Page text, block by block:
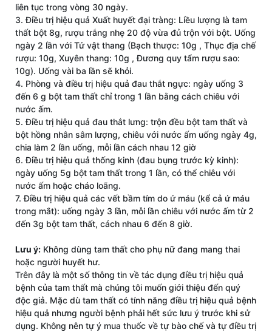
liên tục trong vòng 30 ngày.
3. Điều trị hiệu quả Xuất huyết đại tràng: Liều lượng là tam
thất bột 8g, rượu trắng nhẹ 20 độ vừa đủ trộn với bột. Uống
ngày 2 lần với Tứ vật thang (Bạch thược: 10g , Thục địa chế
rượu: 10g, Xuyên thang: 10g , Đương quy tẩm rượu sao:
10g). Uống vài ba lần sẽ khỏi.
4. Phòng và điều trị hiệu quả đau thắt ngực: ngày uống 3
đến 6 g bột tam thất chỉ trong 1 lần bằng cách chiêu với
nước ấm.
5. Điều trị hiệu quả đau thắt lưng: trộn đều bột tam thất và
bột hồng nhân sâm lượng, chiêu với nước ấm uống ngày 4g,
chia làm 2 lần uống, mỗi lần cách nhau 12 giờ
6. Điều trị hiệu quả thống kinh (đau bụng trước kỳ kinh):
ngày uống 5g bột tam thất trong 1 lần, có thể chiêu với
nước ấm hoặc cháo loãng.
7. Điều trị hiệu quả các vết bầm tím do ứ máu (kể cả ứ máu
trong mắt): uống ngày 3 lần, mỗi lần chiêu với nước ấm từ 2
đến 3g bột tam thất, cách nhau 6 đến 8 giờ.
Lưu ý: Không dùng tam thất cho phụ nữ đang mang thai
hoặc người huyết hư.
Trên đây là một số thông tin về tác dụng điều trị hiệu quả
bệnh của tam thất mà chúng tôi muốn giới thiệu đến quý
độc giả. Mặc dù tam thất có tính năng điều trị hiệu quả bệnh
hiệu quả nhưng người bệnh phải hết sức lưu ý trước khi sử
dụng. Không nên tự ý mua thuốc về tự bào chế và tự điều trị